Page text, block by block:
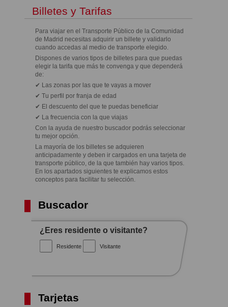
Billetes y Tarifas
Para viajar en el Transporte Público de la Comunidad
de Madrid necesitas adquirir un billete y validarlo
cuando accedas al medio de transporte elegido.
Dispones de varios tipos de billetes para que puedas
elegir la tarifa que más te convenga y que dependerá
de:
✔ Las zonas por las que te vayas a mover
✔ Tu perfil por franja de edad
✔ El descuento del que te puedas beneficiar
✔ La frecuencia con la que viajas
Con la ayuda de nuestro buscador podrás seleccionar
tu mejor opción.
La mayoría de los billetes se adquieren
anticipadamente y deben ir cargados en una tarjeta de
transporte público, de la que también hay varios tipos.
En los apartados siguientes te explicamos estos
conceptos para facilitar tu selección.
Buscador
¿Eres residente o visitante?
Residente Visitante
Tarjetas